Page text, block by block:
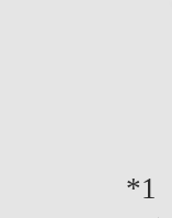
*1